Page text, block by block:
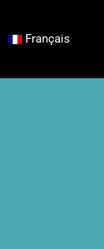
Français